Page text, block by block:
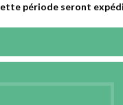
période seront